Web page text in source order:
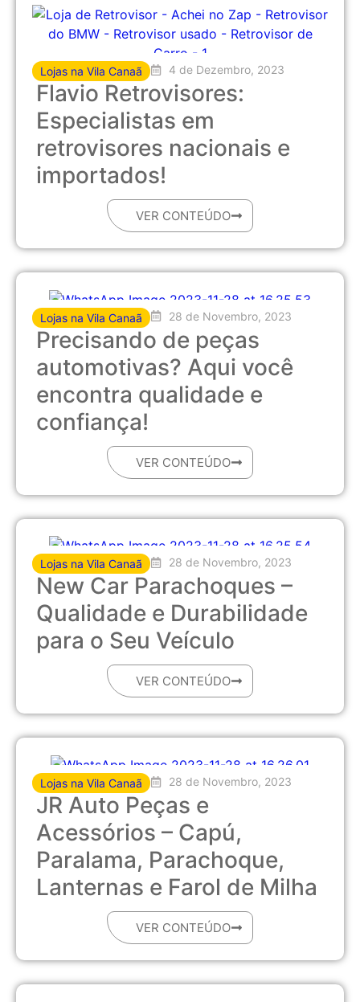
Lojas na Vila Canaã 4 de Dezembro, 2023
Flavio Retrovisores:
Especialistas em
retrovisores nacionais e
importados!
VER CONTEÚDO
Lojas na Vila Canaã 28 de Novembro, 2023
Precisando de peças
automotivas? Aqui você
encontra qualidade e
confiança!
VER CONTEÚDO
Lojas na Vila Canaã 28 de Novembro, 2023
New Car Parachoques –
Qualidade e Durabilidade
para o Seu Veículo
VER CONTEÚDO
Lojas na Vila Canaã 28 de Novembro, 2023
JR Auto Peças e
Acessórios – Capú,
Paralama, Parachoque,
Lanternas e Farol de Milha
VER CONTEÚDO